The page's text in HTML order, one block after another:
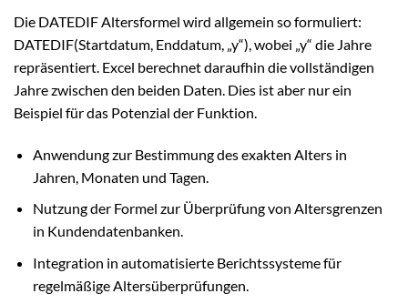
Die DATEDIF Altersformel wird allgemein so formuliert:
DATEDIF(Startdatum, Enddatum, „y“), wobei „y“ die Jahre
repräsentiert. Excel berechnet daraufhin die vollständigen
Jahre zwischen den beiden Daten. Dies ist aber nur ein
Beispiel für das Potenzial der Funktion.
Anwendung zur Bestimmung des exakten Alters in
Jahren, Monaten und Tagen.
Nutzung der Formel zur Überprüfung von Altersgrenzen
in Kundendatenbanken.
Integration in automatisierte Berichtssysteme für
regelmäßige Altersüberprüfungen.